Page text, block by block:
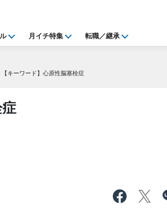
月イチ特集 転職／継承
【キーワード】心原性脳塞栓症